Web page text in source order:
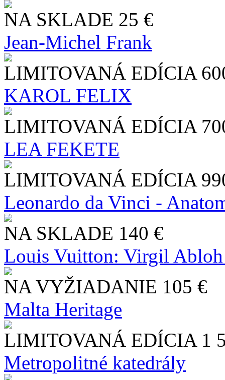
NA SKLADE 25 €
Jean-Michel Frank
LIMITOVANÁ EDÍCIA
KAROL FELIX
LIMITOVANÁ EDÍCIA
LEA FEKETE
LIMITOVANÁ EDÍCIA
Leonardo da Vinci -
NA SKLADE 140 €
Louis Vuitton: Virgil
NA VYŽIADANIE 105 €
Malta Heritage
LIMITOVANÁ EDÍCIA 1
Metropolitné katedrály